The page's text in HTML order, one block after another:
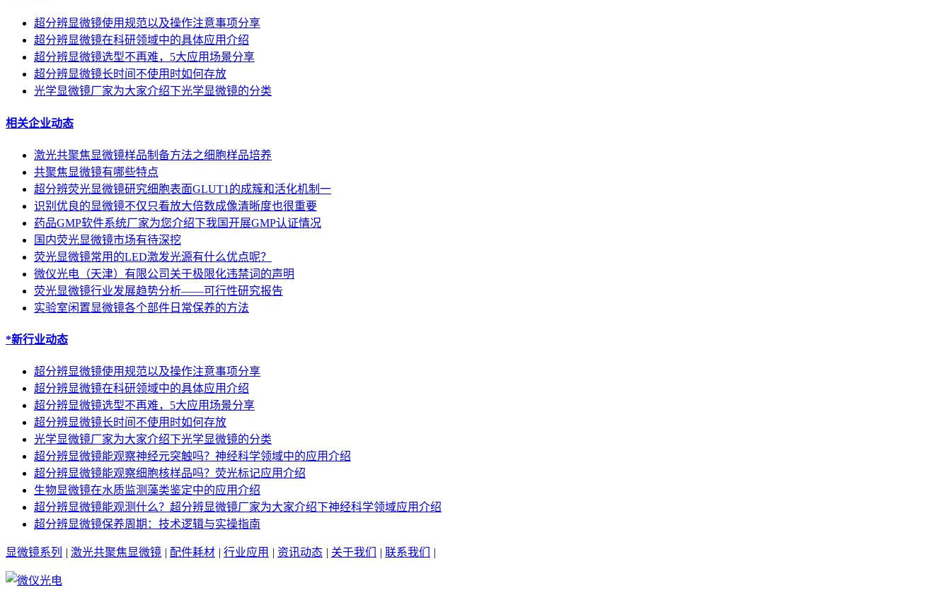
超分辨显微镜使用规范以及操作注意事项分享
超分辨显微镜在科研领域中的具体应用介绍
超分辨显微镜选型不再难，5大应用场景分享
超分辨显微镜长时间不使用时如何存放
光学显微镜厂家为大家介绍下光学显微镜的分类
相关企业动态
激光共聚焦显微镜样品制备方法之细胞样品培养
共聚焦显微镜有哪些特点
超分辨荧光显微镜研究细胞表面GLUT1的成簇和活化机制一
识别优良的显微镜不仅只看放大倍数成像清晰度也很重要
药品GMP软件系统厂家为您介绍下我国开展GMP认证情况
国内荧光显微镜市场有待深挖
荧光显微镜常用的LED激发光源有什么优点呢？
微仪光电（天津）有限公司关于极限化违禁词的声明
荧光显微镜行业发展趋势分析——可行性研究报告
实验室闲置显微镜各个部件日常保养的方法
*新行业动态
超分辨显微镜使用规范以及操作注意事项分享
超分辨显微镜在科研领域中的具体应用介绍
超分辨显微镜选型不再难，5大应用场景分享
超分辨显微镜长时间不使用时如何存放
光学显微镜厂家为大家介绍下光学显微镜的分类
超分辨显微镜能观察神经元突触吗？神经科学领域中的应用介绍
超分辨显微镜能观察细胞核样品吗？荧光标记应用介绍
生物显微镜在水质监测藻类鉴定中的应用介绍
超分辨显微镜能观测什么？超分辨显微镜厂家为大家介绍下神经科学领域应用介绍
超分辨显微镜保养周期：技术逻辑与实操指南
显微镜系列 激光共聚焦显微镜 配件耗材 行业应用 资讯动态 关于我们 联系我们